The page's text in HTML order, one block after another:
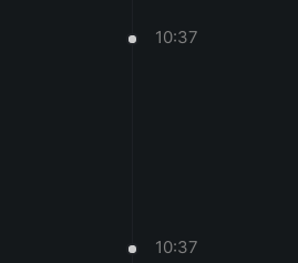
10:37
10:37